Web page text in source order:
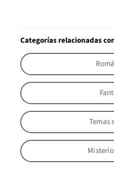
Categorías relacionadas
Temas